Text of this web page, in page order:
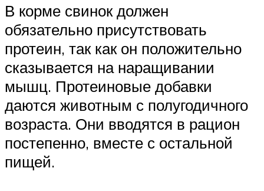
В корме свинок должен
обязательно присутствовать
протеин, так как он положительно
сказывается на наращивании
мышц. Протеиновые добавки
даются животным с полугодичного
возраста. Они вводятся в рацион
постепенно, вместе с остальной
пищей.